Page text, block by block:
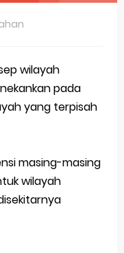
2025 No 26-30
2025 No 16-20
2025 No 11-15
2025 No 6-10
Part 1 [Wajib Baca]
Salah Manusia
wilayah
pada
yang terpisah
masing-masing
wilayah